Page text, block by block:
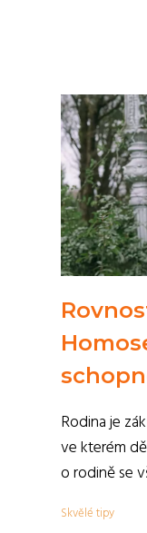
Rodina je
ve kterém
o rodině se
Skvělé tipy